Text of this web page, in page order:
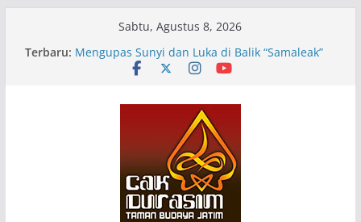
Sabtu, Agustus 8, 2026
Terbaru: Pameran Lukisan Komunitas Patria Seni Rupa
Kota Blitar : Ketika “Bergerak” Menjadi Mantra
Mengupas Sunyi dan Luka di Balik “Samaleak”
Menjaga Marwah Seni dan Budaya: Catatan
Kunjungan Kerja Ir. Bambang Haryo Soekartono
(BHS) Anggota DPR RI ke Taman Budaya Jawa
Pameran Tunggal 35 Karya Agus Koecink
“Tumbang Tambang”, Ungkapan Kritis Tentang
Derita Pekerja Pertambangan